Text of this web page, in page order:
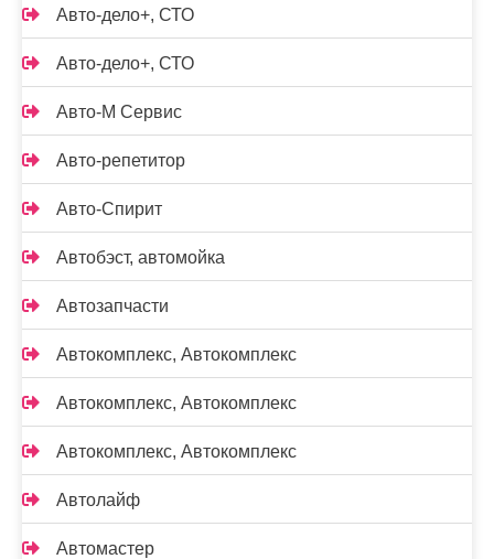
Авто-дело+, СТО
Авто-дело+, СТО
Авто-М Сервис
Авто-репетитор
Авто-Спирит
Автобэст, автомойка
Автозапчасти
Автокомплекс, Автокомплекс
Автокомплекс, Автокомплекс
Автокомплекс, Автокомплекс
Автолайф
Автомастер